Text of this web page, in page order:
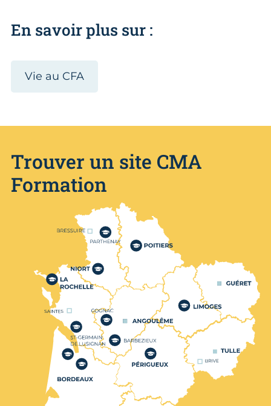
En savoir plus sur :
Vie au CFA
Trouver un site CMA
Formation
Nos centres de formation